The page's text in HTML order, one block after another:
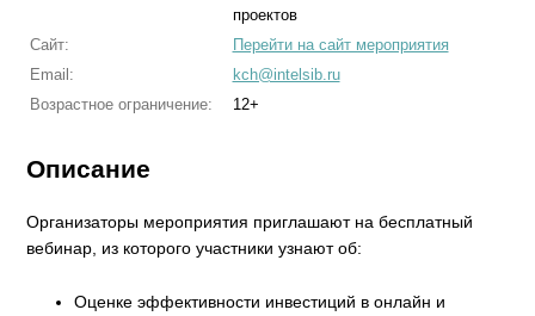
проектов
Сайт:
Перейти на сайт мероприятия
Email:
kch@intelsib.ru
Возрастное ограничение:
12+
Описание
Организаторы мероприятия приглашают на бесплатный
вебинар, из которого участники узнают об:
Оценке эффективности инвестиций в онлайн и